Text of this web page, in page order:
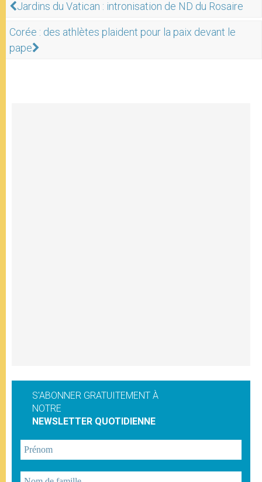
Jardins du Vatican : intronisation de ND du Rosaire
Corée : des athlètes plaident pour la paix devant le
pape
S'ABONNER GRATUITEMENT À
NOTRE
NEWSLETTER QUOTIDIENNE